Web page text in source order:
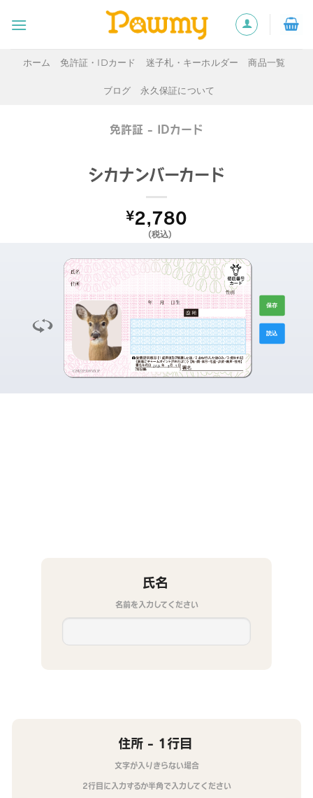
ホーム 免許証・IDカード 迷子札・キーホルダー 商品一覧
ブログ 永久保証について
免許証 - IDカード
シカナンバーカード
¥2,780
(税込)
生
2026 8 7
保存
読込
氏名
名前を入力してください
住所 - 1行目
文字が入りきらない場合
2行目に入力するか半角で入力してください